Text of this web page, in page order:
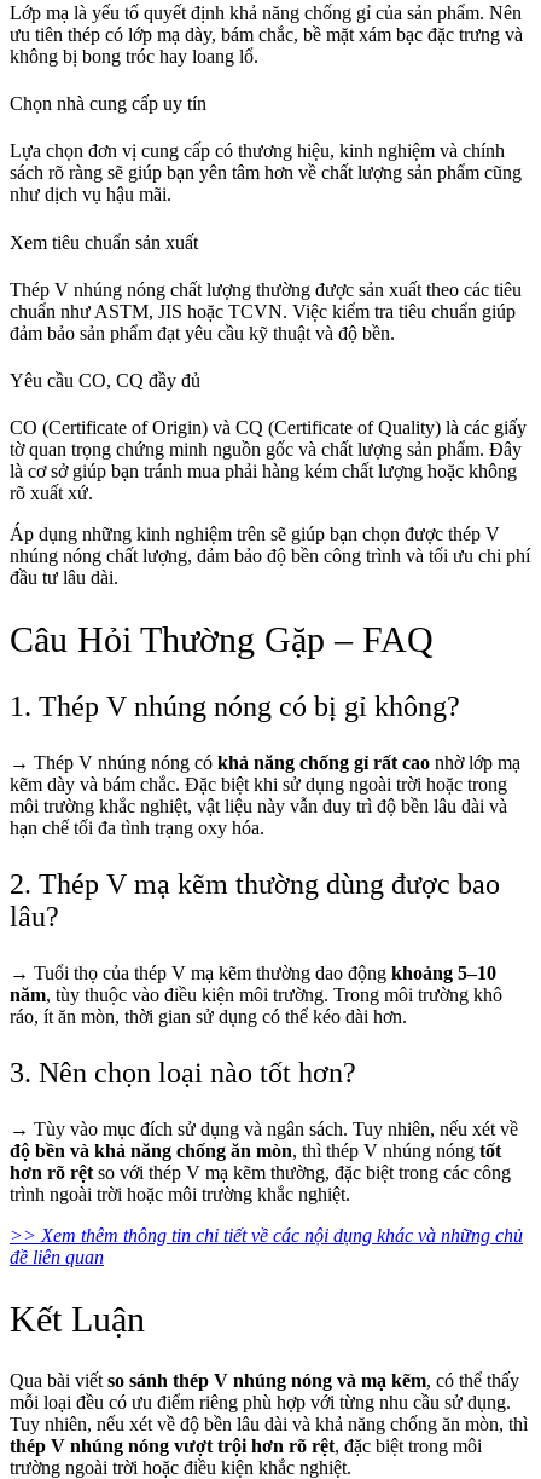
Lớp mạ là yếu tố quyết định khả năng chống gỉ của sản phẩm. Nên
ưu tiên thép có lớp mạ dày, bám chắc, bề mặt xám bạc đặc trưng và
không bị bong tróc hay loang lổ.
Chọn nhà cung cấp uy tín
Lựa chọn đơn vị cung cấp có thương hiệu, kinh nghiệm và chính
sách rõ ràng sẽ giúp bạn yên tâm hơn về chất lượng sản phẩm cũng
như dịch vụ hậu mãi.
Xem tiêu chuẩn sản xuất
Thép V nhúng nóng chất lượng thường được sản xuất theo các tiêu
chuẩn như ASTM, JIS hoặc TCVN. Việc kiểm tra tiêu chuẩn giúp
đảm bảo sản phẩm đạt yêu cầu kỹ thuật và độ bền.
Yêu cầu CO, CQ đầy đủ
CO (Certificate of Origin) và CQ (Certificate of Quality) là các giấy
tờ quan trọng chứng minh nguồn gốc và chất lượng sản phẩm. Đây
là cơ sở giúp bạn tránh mua phải hàng kém chất lượng hoặc không
rõ xuất xứ.
Áp dụng những kinh nghiệm trên sẽ giúp bạn chọn được thép V
nhúng nóng chất lượng, đảm bảo độ bền công trình và tối ưu chi phí
đầu tư lâu dài.
Câu Hỏi Thường Gặp – FAQ
1. Thép V nhúng nóng có bị gỉ không?
→ Thép V nhúng nóng có khả năng chống gỉ rất cao nhờ lớp mạ
kẽm dày và bám chắc. Đặc biệt khi sử dụng ngoài trời hoặc trong
môi trường khắc nghiệt, vật liệu này vẫn duy trì độ bền lâu dài và
hạn chế tối đa tình trạng oxy hóa.
2. Thép V mạ kẽm thường dùng được bao
lâu?
→ Tuổi thọ của thép V mạ kẽm thường dao động khoảng 5–10
năm, tùy thuộc vào điều kiện môi trường. Trong môi trường khô
ráo, ít ăn mòn, thời gian sử dụng có thể kéo dài hơn.
3. Nên chọn loại nào tốt hơn?
→ Tùy vào mục đích sử dụng và ngân sách. Tuy nhiên, nếu xét về
độ bền và khả năng chống ăn mòn, thì thép V nhúng nóng tốt
hơn rõ rệt so với thép V mạ kẽm thường, đặc biệt trong các công
trình ngoài trời hoặc môi trường khắc nghiệt.
>> Xem thêm thông tin chi tiết về các nội dụng khác và những chủ
đề liên quan
Kết Luận
Qua bài viết so sánh thép V nhúng nóng và mạ kẽm, có thể thấy
mỗi loại đều có ưu điểm riêng phù hợp với từng nhu cầu sử dụng.
Tuy nhiên, nếu xét về độ bền lâu dài và khả năng chống ăn mòn, thì
thép V nhúng nóng vượt trội hơn rõ rệt, đặc biệt trong môi
trường ngoài trời hoặc điều kiện khắc nghiệt.